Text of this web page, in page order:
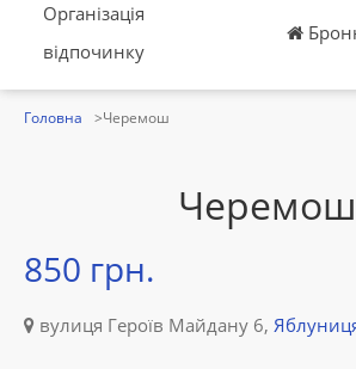
Організація
відпочинку
Головна Черемош
Черемош
850 грн.
вулиця Героїв Майдану 6,